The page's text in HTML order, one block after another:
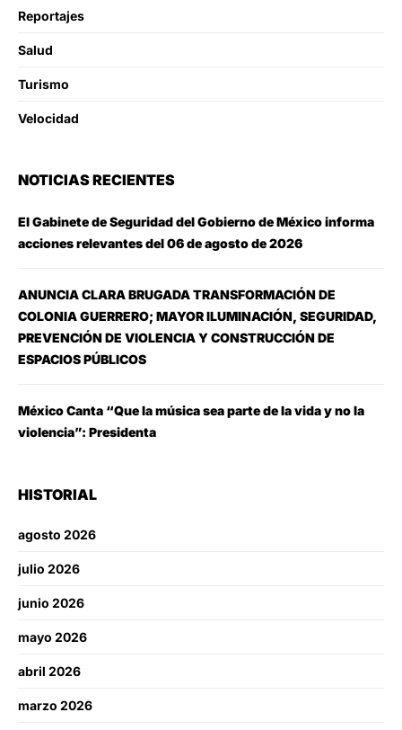
Reportajes
Salud
Turismo
Velocidad
NOTICIAS RECIENTES
El Gabinete de Seguridad del Gobierno de México informa
acciones relevantes del 06 de agosto de 2026
ANUNCIA CLARA BRUGADA TRANSFORMACIÓN DE
COLONIA GUERRERO; MAYOR ILUMINACIÓN, SEGURIDAD,
PREVENCIÓN DE VIOLENCIA Y CONSTRUCCIÓN DE
ESPACIOS PÚBLICOS
México Canta “Que la música sea parte de la vida y no la
violencia”: Presidenta
HISTORIAL
agosto 2026
julio 2026
junio 2026
mayo 2026
abril 2026
marzo 2026